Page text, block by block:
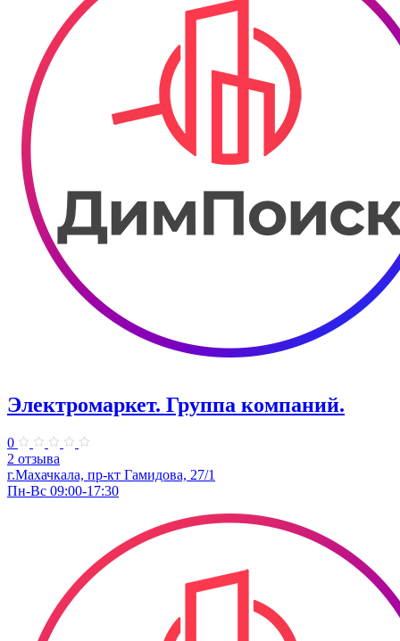
Электромаркет. Группа компаний.
0
2 отзыва
г.Махачкала, пр-кт Гамидова, 27/1
Пн-Вс 09:00-17:30